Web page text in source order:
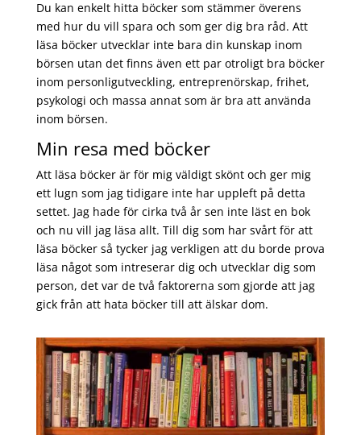
Du kan enkelt hitta böcker som stämmer överens
med hur du vill spara och som ger dig bra råd. Att
läsa böcker utvecklar inte bara din kunskap inom
börsen utan det finns även ett par otroligt bra böcker
inom personligutveckling, entreprenörskap, frihet,
psykologi och massa annat som är bra att använda
inom börsen.
Min resa med böcker
Att läsa böcker är för mig väldigt skönt och ger mig
ett lugn som jag tidigare inte har uppleft på detta
settet. Jag hade för cirka två år sen inte läst en bok
och nu vill jag läsa allt. Till dig som har svårt för att
läsa böcker så tycker jag verkligen att du borde prova
läsa något som intreserar dig och utvecklar dig som
person, det var de två faktorerna som gjorde att jag
gick från att hata böcker till att älskar dom.